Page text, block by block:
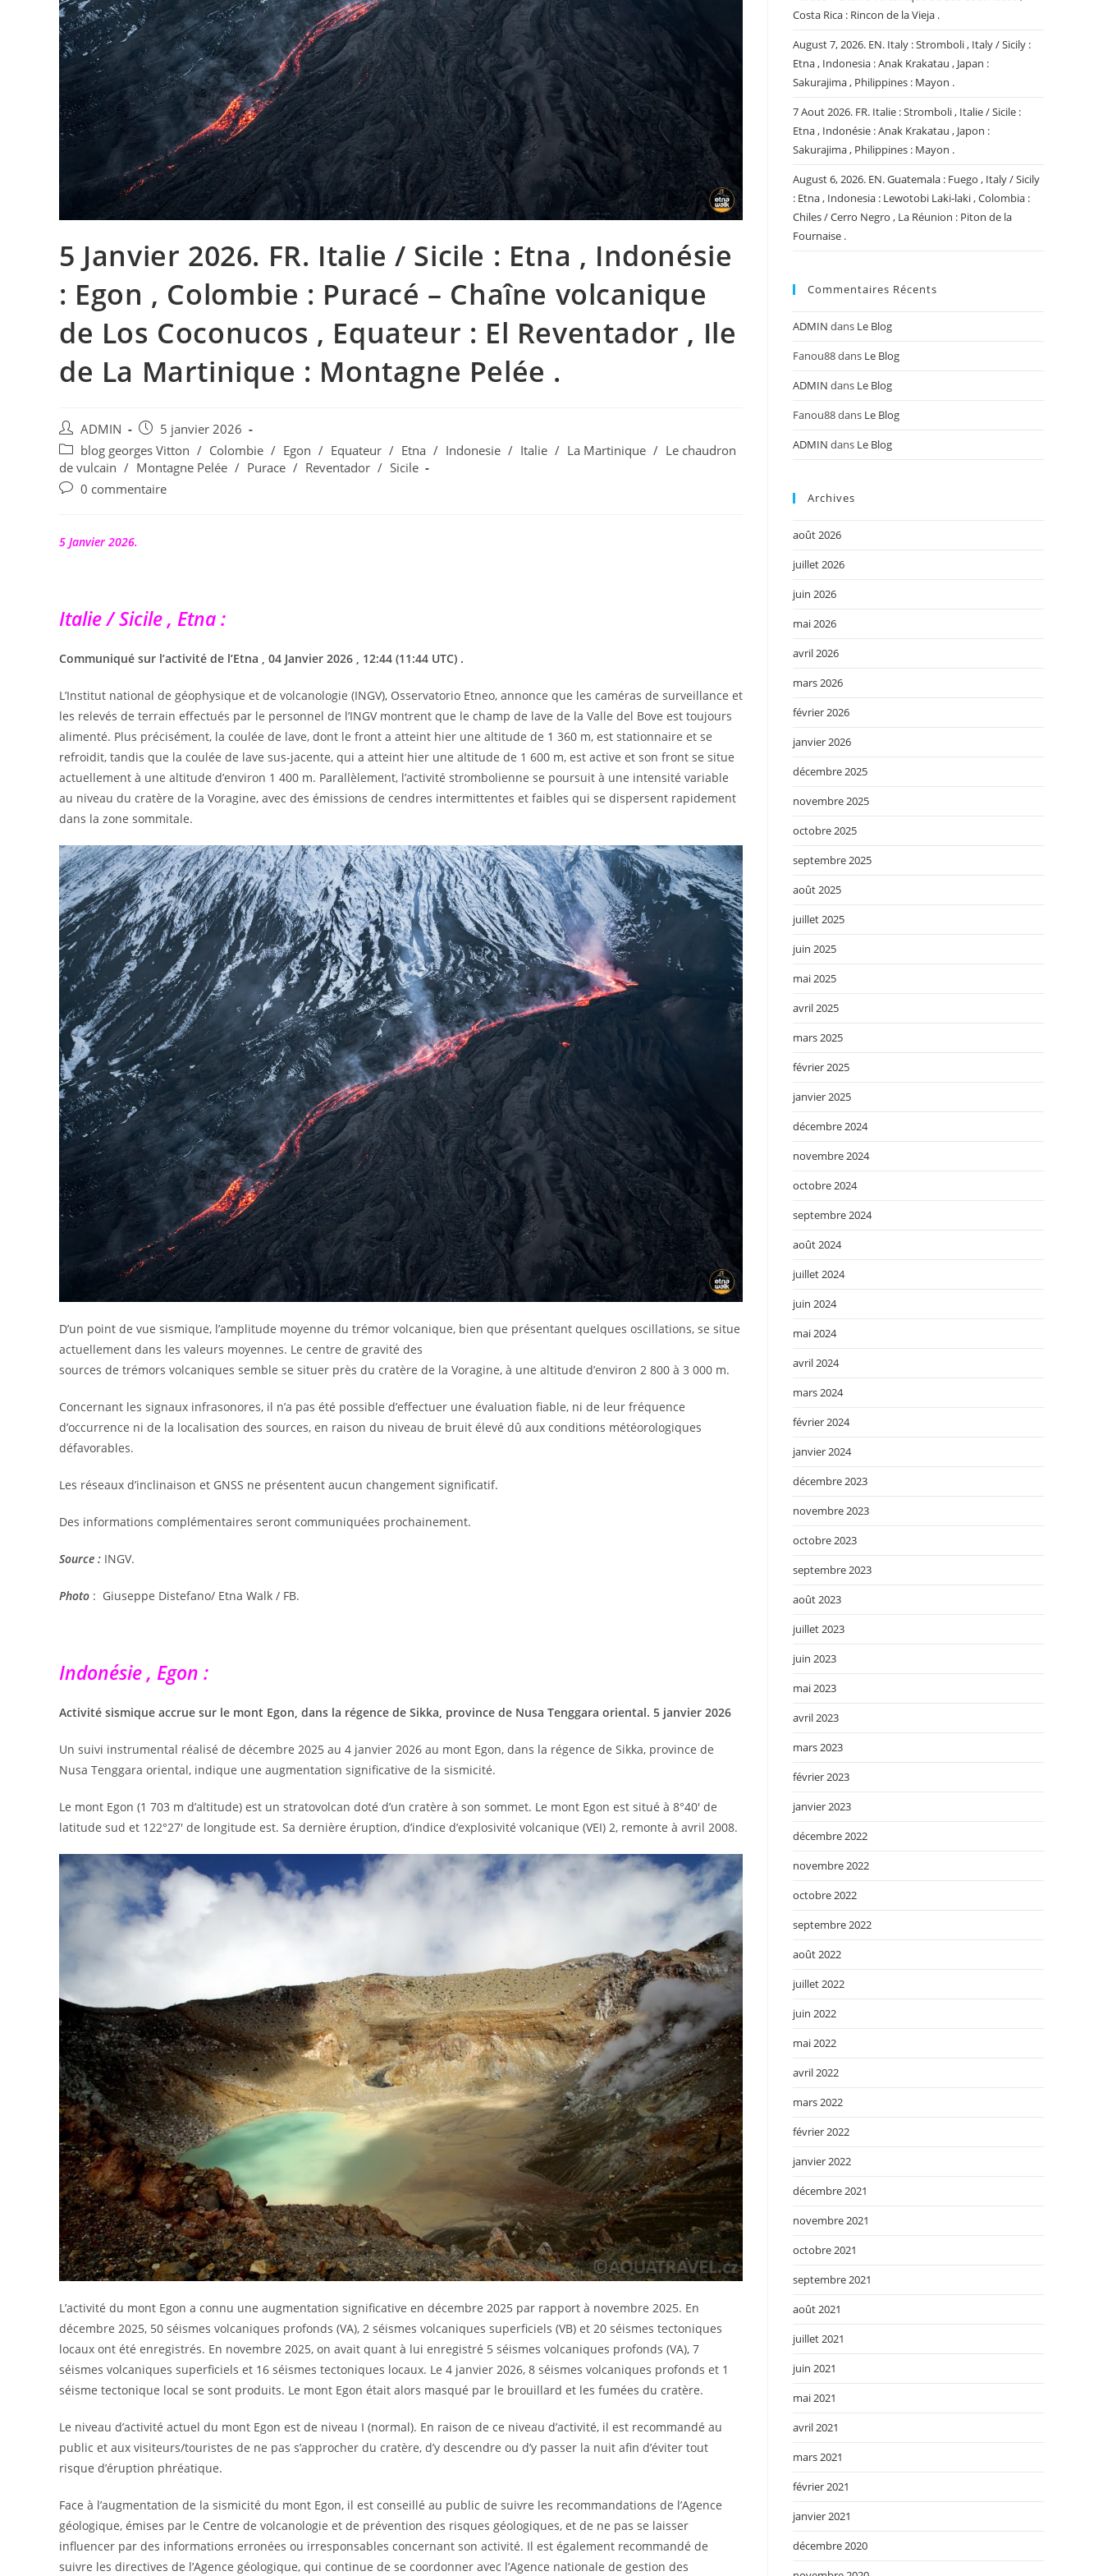
5 Janvier 2026. FR. Italie / Sicile : Etna , Indonésie
: Egon , Colombie : Puracé – Chaîne volcanique
de Los Coconucos , Equateur : El Reventador , Ile
de La Martinique : Montagne Pelée .
Auteur/autrice
de
la
publication :
ADMIN
Publication
publiée :
5 janvier 2026
Post
category:
blog georges Vitton / Colombie / Egon / Equateur / Etna / Indonesie / Italie / La Martinique / Le chaudron
de vulcain / Montagne Pelée / Purace / Reventador / Sicile
Commentaires
publication :
0 commentaire
5 Janvier 2026.
Italie / Sicile , Etna :
Communiqué sur l’activité de l’Etna , 04 Janvier 2026 , 12:44 (11:44 UTC) .
L’Institut national de géophysique et de volcanologie (INGV), Osservatorio Etneo, annonce que les caméras de surveillance et
les relevés de terrain effectués par le personnel de l’INGV montrent que le champ de lave de la Valle del Bove est toujours
alimenté. Plus précisément, la coulée de lave, dont le front a atteint hier une altitude de 1 360 m, est stationnaire et se
refroidit, tandis que la coulée de lave sus-jacente, qui a atteint hier une altitude de 1 600 m, est active et son front se situe
actuellement à une altitude d’environ 1 400 m. Parallèlement, l’activité strombolienne se poursuit à une intensité variable
au niveau du cratère de la Voragine, avec des émissions de cendres intermittentes et faibles qui se dispersent rapidement
dans la zone sommitale.
D’un point de vue sismique, l’amplitude moyenne du trémor volcanique, bien que présentant quelques oscillations, se situe
actuellement dans les valeurs moyennes. Le centre de gravité des
sources de trémors volcaniques semble se situer près du cratère de la Voragine, à une altitude d’environ 2 800 à 3 000 m.
Concernant les signaux infrasonores, il n’a pas été possible d’effectuer une évaluation fiable, ni de leur fréquence
d’occurrence ni de la localisation des sources, en raison du niveau de bruit élevé dû aux conditions météorologiques
défavorables.
Les réseaux d’inclinaison et GNSS ne présentent aucun changement significatif.
Des informations complémentaires seront communiquées prochainement.
Source : INGV.
Photo : Giuseppe Distefano/ Etna Walk / FB.
Indonésie , Egon :
Activité sismique accrue sur le mont Egon, dans la régence de Sikka, province de Nusa Tenggara oriental. 5 janvier 2026
Un suivi instrumental réalisé de décembre 2025 au 4 janvier 2026 au mont Egon, dans la régence de Sikka, province de
Nusa Tenggara oriental, indique une augmentation significative de la sismicité.
Le mont Egon (1 703 m d’altitude) est un stratovolcan doté d’un cratère à son sommet. Le mont Egon est situé à 8°40′ de
latitude sud et 122°27′ de longitude est. Sa dernière éruption, d’indice d’explosivité volcanique (VEI) 2, remonte à avril 2008.
L’activité du mont Egon a connu une augmentation significative en décembre 2025 par rapport à novembre 2025. En
décembre 2025, 50 séismes volcaniques profonds (VA), 2 séismes volcaniques superficiels (VB) et 20 séismes tectoniques
locaux ont été enregistrés. En novembre 2025, on avait quant à lui enregistré 5 séismes volcaniques profonds (VA), 7
séismes volcaniques superficiels et 16 séismes tectoniques locaux. Le 4 janvier 2026, 8 séismes volcaniques profonds et 1
séisme tectonique local se sont produits. Le mont Egon était alors masqué par le brouillard et les fumées du cratère.
Le niveau d’activité actuel du mont Egon est de niveau I (normal). En raison de ce niveau d’activité, il est recommandé au
public et aux visiteurs/touristes de ne pas s’approcher du cratère, d’y descendre ou d’y passer la nuit afin d’éviter tout
risque d’éruption phréatique.
Face à l’augmentation de la sismicité du mont Egon, il est conseillé au public de suivre les recommandations de l’Agence
géologique, émises par le Centre de volcanologie et de prévention des risques géologiques, et de ne pas se laisser
influencer par des informations erronées ou irresponsables concernant son activité. Il est également recommandé de
suivre les directives de l’Agence géologique, qui continue de se coordonner avec l’Agence nationale de gestion des
Costa Rica : Rincon de la Vieja .
August 7, 2026. EN. Italy : Stromboli , Italy / Sicily :
Etna , Indonesia : Anak Krakatau , Japan :
Sakurajima , Philippines : Mayon .
7 Aout 2026. FR. Italie : Stromboli , Italie / Sicile :
Etna , Indonésie : Anak Krakatau , Japon :
Sakurajima , Philippines : Mayon .
August 6, 2026. EN. Guatemala : Fuego , Italy / Sicily
: Etna , Indonesia : Lewotobi Laki-laki , Colombia :
Chiles / Cerro Negro , La Réunion : Piton de la
Fournaise .
Commentaires Récents
ADMIN dans Le Blog
Fanou88dans Le Blog
ADMIN dans Le Blog
Fanou88dans Le Blog
ADMIN dans Le Blog
Archives
août 2026
juillet 2026
juin 2026
mai 2026
avril 2026
mars 2026
février 2026
janvier 2026
décembre 2025
novembre 2025
octobre 2025
septembre 2025
août 2025
juillet 2025
juin 2025
mai 2025
avril 2025
mars 2025
février 2025
janvier 2025
décembre 2024
novembre 2024
octobre 2024
septembre 2024
août 2024
juillet 2024
juin 2024
mai 2024
avril 2024
mars 2024
février 2024
janvier 2024
décembre 2023
novembre 2023
octobre 2023
septembre 2023
août 2023
juillet 2023
juin 2023
mai 2023
avril 2023
mars 2023
février 2023
janvier 2023
décembre 2022
novembre 2022
octobre 2022
septembre 2022
août 2022
juillet 2022
juin 2022
mai 2022
avril 2022
mars 2022
février 2022
janvier 2022
décembre 2021
novembre 2021
octobre 2021
septembre 2021
août 2021
juillet 2021
juin 2021
mai 2021
avril 2021
mars 2021
février 2021
janvier 2021
décembre 2020